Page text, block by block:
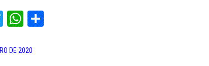
T
tt
W
ts
DE 2020